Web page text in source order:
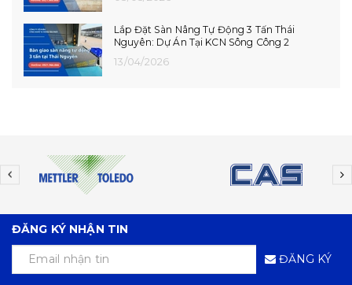
Dự Án Lắp Đặt Dock Leveler Tại Hưng Yên
08/07/2026
ĐĂNG KÝ NHẬN TIN
ĐĂNG KÝ